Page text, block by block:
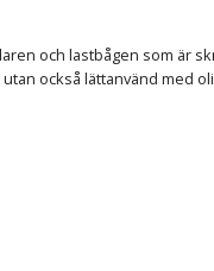
och lastbågen som
också lättanvänd med